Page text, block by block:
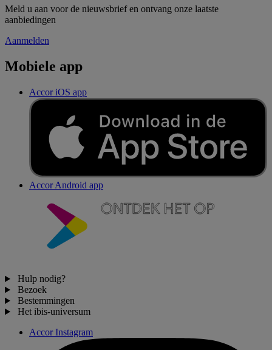
Meld u aan voor de nieuwsbrief en ontvang onze laatste
aanbiedingen
Aanmelden
Mobiele app
Accor iOS app
Accor Android app
Hulp nodig?
Bezoek
Bestemmingen
Het ibis-universum
Accor Instagram